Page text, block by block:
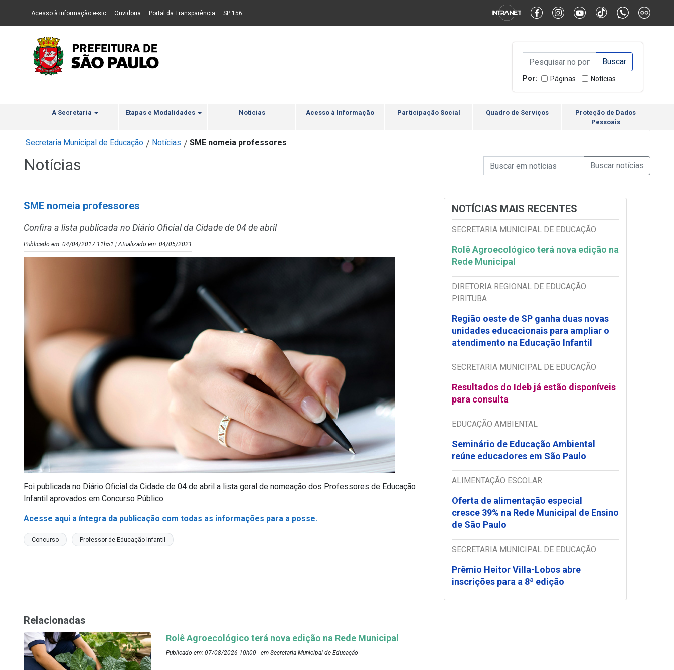
Ir ao Conteúdo Ir para menu principal 2 Ir para busca Ir para rodapé Alternar Alto Contraste Alternar Tamanho da Fonte
Acesso à informação e-sic(Link para um novo sítio)
Ouvidoria (Link para um novo sítio)
Portal da Transparência (Link para um novo sítio)
SP 156
Campo de Busca de
Campo de Busca de informaçõesEnviar a Busca
Por: Páginas Notícias
A Secretaria Etapas e Modalidades Notícias Acesso à Informação Participação Social Quadro de Serviços
Proteção de Dados
Pessoais
Secretaria Municipal de Educação / Notícias / SME nomeia professores
Notícias Campo de Busca de Notícias
Campo de Busca de informaçõesEnviar a Busca de
SME nomeia professores
Confira a lista publicada no Diário Oficial da Cidade de 04 de abril
Publicado em: 04/04/2017 11h51 | Atualizado em: 04/05/2021
Foi publicada no Diário Oficial da Cidade de 04 de abril a lista geral de nomeação dos Professores de Educação
Infantil aprovados em Concurso Público.
Acesse aqui a íntegra da publicação com todas as informações para a posse.
Concurso Professor de Educação Infantil
NOTÍCIAS MAIS RECENTES
SECRETARIA MUNICIPAL DE EDUCAÇÃO
Rolê Agroecológico terá nova edição na
Rede Municipal
DIRETORIA REGIONAL DE EDUCAÇÃO
PIRITUBA
Região oeste de SP ganha duas novas
unidades educacionais para ampliar o
atendimento na Educação Infantil
SECRETARIA MUNICIPAL DE EDUCAÇÃO
Resultados do Ideb já estão disponíveis
para consulta
EDUCAÇÃO AMBIENTAL
Seminário de Educação Ambiental
reúne educadores em São Paulo
ALIMENTAÇÃO ESCOLAR
Oferta de alimentação especial
cresce 39% na Rede Municipal de Ensino
de São Paulo
SECRETARIA MUNICIPAL DE EDUCAÇÃO
Prêmio Heitor Villa-Lobos abre
inscrições para a 8ª edição
Relacionadas
Rolê Agroecológico terá nova edição na Rede Municipal
Publicado em: 07/08/2026 10h00 - em Secretaria Municipal de Educação